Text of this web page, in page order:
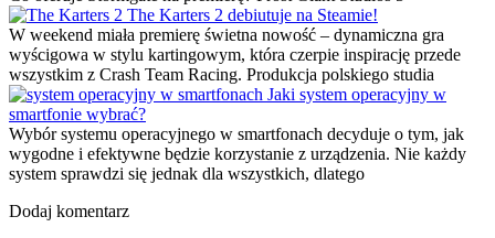
The Karters 2 debiutuje na Steamie!
W weekend miała premierę świetna nowość – dynamiczna gra
wyścigowa w stylu kartingowym, która czerpie inspirację przede
wszystkim z Crash Team Racing. Produkcja polskiego studia
Jaki system operacyjny w
smartfonie wybrać?
Wybór systemu operacyjnego w smartfonach decyduje o tym, jak
wygodne i efektywne będzie korzystanie z urządzenia. Nie każdy
system sprawdzi się jednak dla wszystkich, dlatego
Dodaj komentarz